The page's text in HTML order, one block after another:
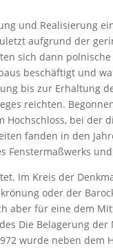
und Realisierung
aufgrund der
sich dann
beschäftigt und
bis zur Erhaltung
reichten.
bei der
fanden in den
Fenstermaßwerks
Im Kreis der
oder der
aber für eine dem
Die Belagerung
wurde neben dem